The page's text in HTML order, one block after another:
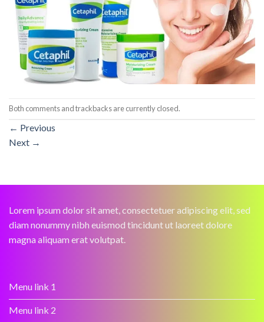
Both comments and trackbacks are currently closed.
← Previous
Next →
Lorem ipsum dolor sit amet, consectetuer adipiscing elit, sed
diam nonummy nibh euismod tincidunt ut laoreet dolore
magna aliquam erat volutpat.
Menu link 1
Menu link 2